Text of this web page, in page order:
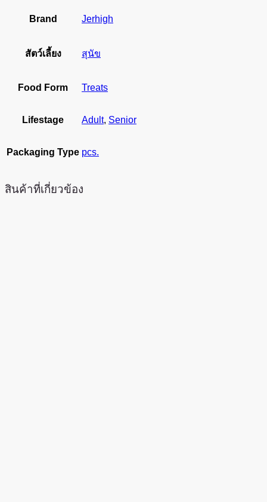
Brand Jerhigh
สัตว์เลี้ยง สุนัข
Food Form Treats
Lifestage Adult, Senior
Packaging Type pcs.
สินค้าที่เกี่ยวข้อง